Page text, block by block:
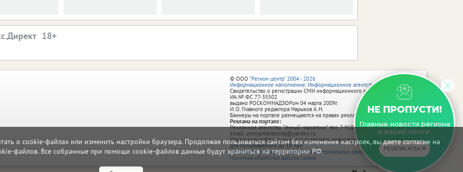
о cookie-файлах или изменить настройки браузера. Продолжая пользоваться сайтом без изменения настроек, вы даете согласие на
файлов. Все собранные при помощи cookie-файлов данные будут храниться на территории РФ.
НЕ ПРОПУСТИ!
Главные новости региона
в вашей почте!
ПОДПИСАТЬСЯ
© ООО "Регион центр" 2004 - 2026
Информационное наполнение: Информационное агентство vRossii.ru
Свидетельство о регистрации СМИ информационного агентства vRossii.ru
ИА № ФС 77‑35502
выдано РОСКОМНАДЗОРом 04 марта 2009г.
И. О. Главного редактора Нарыков А. Н.
Баннеры на портале размещаются на правах рекламы.
Реклама на портале:
Рекламное агентство "Умный маркетинг" тел. 7-910-267-70-40,
email: umnyy.marketing@yandex.ru
Отдельные публикации могут содержать информацию, не предназначенную
для пользователей до 18 лет.
Политика в отношении обработки персональных данных
Политика обработки файлов cookie